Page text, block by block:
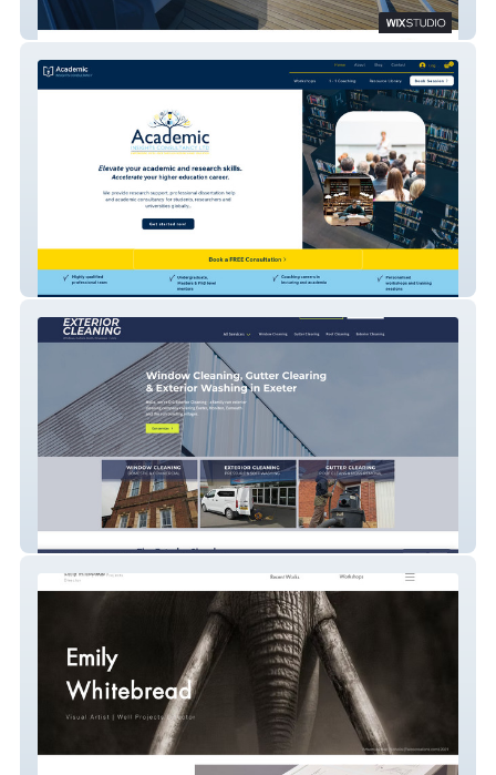
Bigwood Permateek
Insights Consultancy
DG Exterior Cleaning